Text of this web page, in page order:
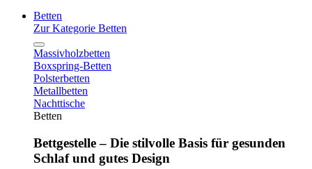
Betten
Zur Kategorie Betten
Massivholzbetten
Boxspring-Betten
Polsterbetten
Metallbetten
Nachttische
Betten
Bettgestelle – Die stilvolle Basis für gesunden
Schlaf und gutes Design